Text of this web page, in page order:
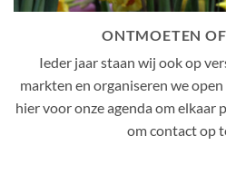
ONTMOETEN
Ieder jaar staan wij ook op
markten en organiseren we
hier voor onze agenda om
om contact op